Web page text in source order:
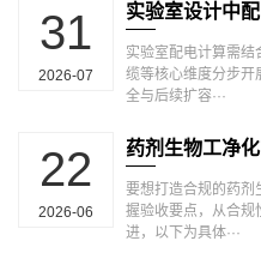
31
2026-07
实验室设计中配
实验室配电计算需
缆等核心维度分步开
全与后续扩容···
22
2026-06
药剂生物工净
要想打造合规的药剂
握验收要点，从合规
进，以下为具体···